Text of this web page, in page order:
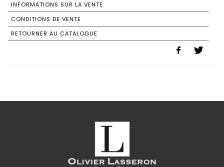
INFORMATIONS SUR LA VENTE
CONDITIONS DE VENTE
RETOURNER AU CATALOGUE